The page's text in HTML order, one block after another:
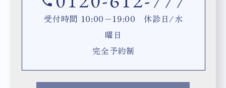
受付時間 10:00−19:00 休診日/水
曜日
完全予約制